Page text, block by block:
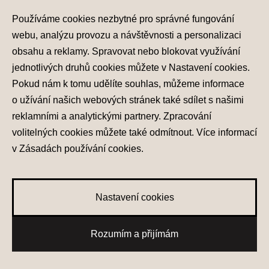
0
Kontakt
Všechna práva vyhrazena
Zásady používání cookies
Používáme cookies nezbytné pro správné fungování
webu, analýzu provozu a návštěvnosti a personalizaci
obsahu a reklamy. Spravovat nebo blokovat využívání
jednotlivých druhů cookies můžete v Nastavení cookies.
Pokud nám k tomu udělíte souhlas, můžeme informace
o užívání našich webových stránek také sdílet s našimi
reklamními a analytickými partnery. Zpracování
volitelných cookies můžete také odmítnout. Více informací
v Zásadách používání cookies.
Nastavení cookies
Rozumím a přijímám